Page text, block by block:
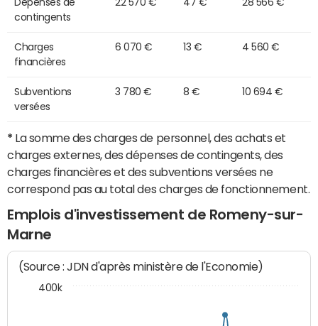
Dépenses de
contingents
22 570 € 47 € 28 566 €
Charges
financières
6 070 € 13 € 4 560 €
Subventions
versées
3 780 € 8 € 10 694 €
* La somme des charges de personnel, des achats et
charges externes, des dépenses de contingents, des
charges financières et des subventions versées ne
correspond pas au total des charges de fonctionnement.
Emplois d'investissement de Romeny-sur-
Marne
(Source : JDN d'après ministère de l'Economie)
400k